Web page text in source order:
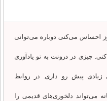
احساس می‌کنی دوباره می‌توانی
چیزی در درونت به تو یادآوری
پیش رو داری. در روابط
می‌تواند دلخوری‌های قدیمی را